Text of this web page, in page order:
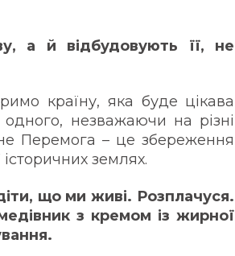
а й відбудовують її, не
країну, яка буде цікава
незважаючи на різні
Перемога – це збереження
землях.
що ми живі. Розплачуся.
з кремом із жирної